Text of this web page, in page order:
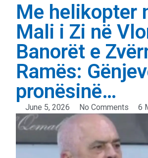
Me helikopter
Mali i Zi në
Banorët e
Ramës:
pronësinë…
June 5, 2026 No Comments 6